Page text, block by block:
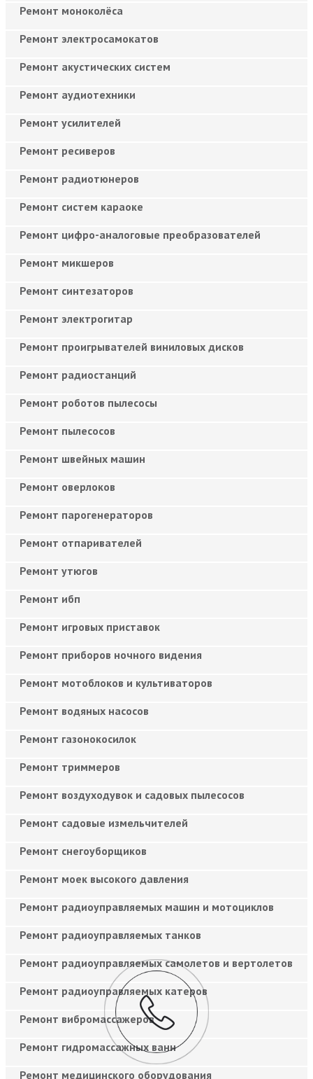
Ремонт моноколёса
Ремонт электросамокатов
Ремонт акустических систем
Ремонт аудиотехники
Ремонт усилителей
Ремонт ресиверов
Ремонт радиотюнеров
Ремонт систем караоке
Ремонт цифро-аналоговые преобразователей
Ремонт микшеров
Ремонт синтезаторов
Ремонт электрогитар
Ремонт проигрывателей виниловых дисков
Ремонт радиостанций
Ремонт роботов пылесосы
Ремонт пылесосов
Ремонт швейных машин
Ремонт оверлоков
Ремонт парогенераторов
Ремонт отпаривателей
Ремонт утюгов
Ремонт ибп
Ремонт игровых приставок
Ремонт приборов ночного видения
Ремонт мотоблоков и культиваторов
Ремонт водяных насосов
Ремонт газонокосилок
Ремонт триммеров
Ремонт воздуходувок и садовых пылесосов
Ремонт садовые измельчителей
Ремонт снегоуборщиков
Ремонт моек высокого давления
Ремонт радиоуправляемых машин и мотоциклов
Ремонт радиоуправляемых танков
Ремонт радиоуправляемых самолетов и вертолетов
Ремонт радиоуправляемых катеров
Ремонт вибромассажеров
Ремонт гидромассажных ванн
Ремонт медицинского оборудования